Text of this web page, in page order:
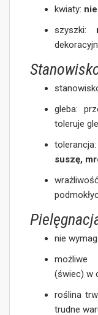
kwiaty:
szyszki:
gleba:
toleruje
suszę,
nie
możliwe
(świec) w
roślina
trudne